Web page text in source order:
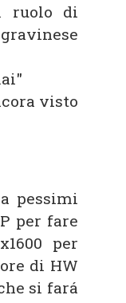
ruolo di
visto
pessimi
per fare
per
di HW
si fará